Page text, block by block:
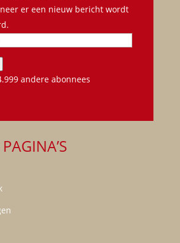
er een nieuw bericht wordt
andere abonnees